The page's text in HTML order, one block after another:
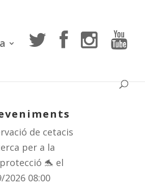
de cetacis
per a la
🐬 el
2026 08:00